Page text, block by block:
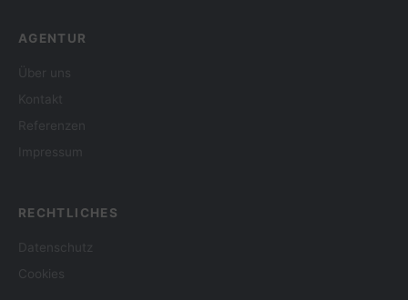
AGENTUR
Über uns
Kontakt
Referenzen
Impressum
RECHTLICHES
Datenschutz
Cookies